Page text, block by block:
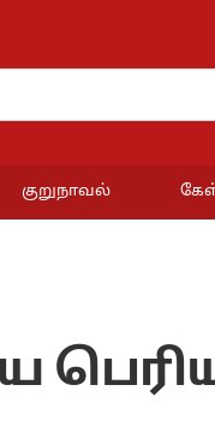
குறுநாவல்